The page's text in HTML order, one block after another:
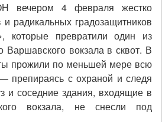
вечером 4 февраля жестко
и радикальных градозащитников
которые превратили один из
Варшавского вокзала в сквот. В
прожили по меньшей мере всю
препираясь с охраной и следя
и соседние здания, входящие в
вокзала, не снесли под